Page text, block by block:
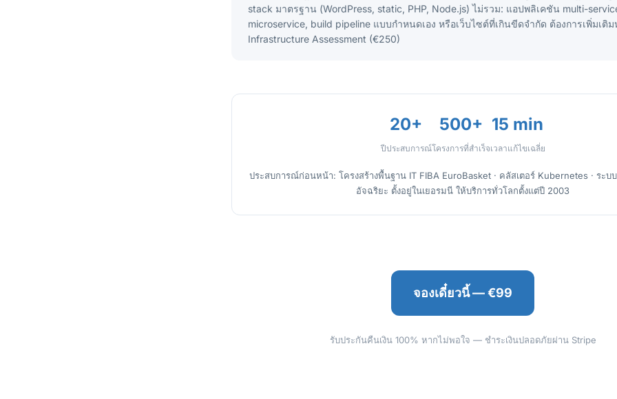
stack มาตรฐาน (WordPress, static, PHP, Node.js) ไม่รวม: แอปพลิเคชัน multi-
microservice, build pipeline แบบกำหนดเอง หรือเว็บไซต์ที่เกินขีดจำกัด ต้องการเพิ่มเติม
Infrastructure Assessment (€250)
20+
ปีประสบการณ์
500+
โครงการที่สำเร็จ
15 min
เวลาแก้ไขเฉลี่ย
ประสบการณ์ก่อนหน้า: โครงสร้างพื้นฐาน IT FIBA EuroBasket · คลัสเตอร์ Kubernetes · ระบ
อัจฉริยะ ตั้งอยู่ในเยอรมนี ให้บริการทั่วโลกตั้งแต่ปี 2003
จองเดี๋ยวนี้ — €99
รับประกันคืนเงิน 100% หากไม่พอใจ — ชำระเงินปลอดภัยผ่าน Stripe